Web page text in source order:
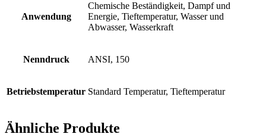
Anwendung
Chemische Beständigkeit, Dampf und
Energie, Tieftemperatur, Wasser und
Abwasser, Wasserkraft
Nenndruck ANSI, 150
Betriebstemperatur Standard Temperatur, Tieftemperatur
Ähnliche Produkte